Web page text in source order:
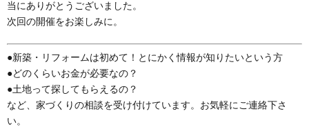
当にありがとうございました。
次回の開催をお楽しみに。
●新築・リフォームは初めて！とにかく情報が知りたいという方
●どのくらいお金が必要なの？
●土地って探してもらえるの？
など、家づくりの相談を受け付けています。お気軽にご連絡下さ
い。